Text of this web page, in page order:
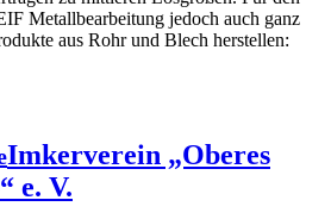
Metallbearbeitung jedoch auch ganz
aus Rohr und Blech herstellen:
Imkerverein „Oberes
e. V.